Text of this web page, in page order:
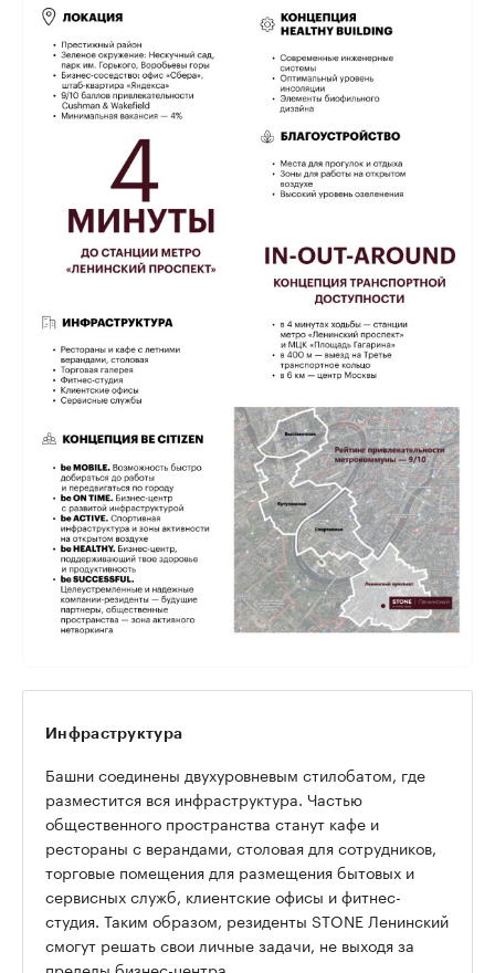
Инфраструктура
Башни соединены двухуровневым стилобатом, где
разместится вся инфраструктура. Частью
общественного пространства станут кафе и
рестораны с верандами, столовая для сотрудников,
торговые помещения для размещения бытовых и
сервисных служб, клиентские офисы и фитнес-
студия. Таким образом, резиденты STONE Ленинский
смогут решать свои личные задачи, не выходя за
пределы бизнес-центра.